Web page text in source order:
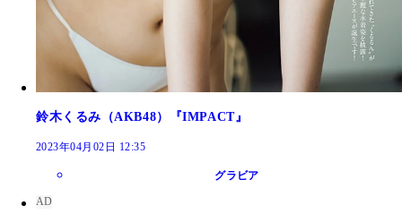
鈴木くるみ（AKB48）『IMPACT』
2023年04月02日 12:35
グラビア